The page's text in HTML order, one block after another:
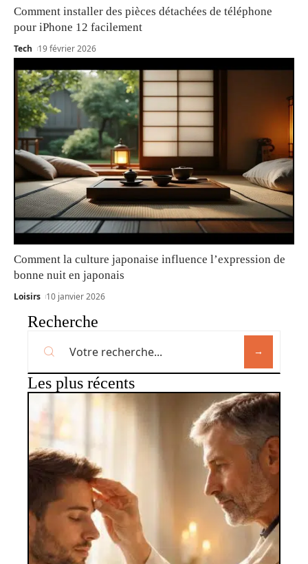
Comment installer des pièces détachées de téléphone
pour iPhone 12 facilement
Tech 19 février 2026
Comment la culture japonaise influence l’expression de
bonne nuit en japonais
Loisirs 10 janvier 2026
Recherche
Les plus récents